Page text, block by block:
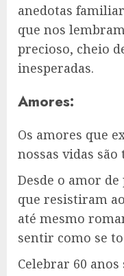
anedotas
que nos
precioso, cheio
inesperadas.
Amores:
Os amores que
nossas vidas
Desde o amor
que resistiram
até mesmo
sentir como se
Celebrar 60